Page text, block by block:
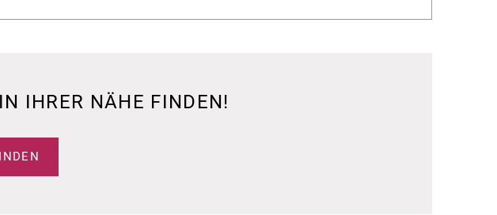
IN IHRER NÄHE FINDEN!